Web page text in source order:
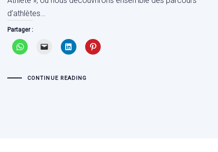
d’athlètes…
Partager :
CONTINUE READING